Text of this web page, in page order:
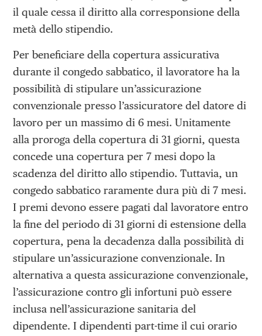
il quale cessa il diritto alla corresponsione della
metà dello stipendio.
Per beneficiare della copertura assicurativa
durante il congedo sabbatico, il lavoratore ha la
possibilità di stipulare un’assicurazione
convenzionale presso l’assicuratore del datore di
lavoro per un massimo di 6 mesi. Unitamente
alla proroga della copertura di 31 giorni, questa
concede una copertura per 7 mesi dopo la
scadenza del diritto allo stipendio. Tuttavia, un
congedo sabbatico raramente dura più di 7 mesi.
I premi devono essere pagati dal lavoratore entro
la fine del periodo di 31 giorni di estensione della
copertura, pena la decadenza dalla possibilità di
stipulare un’assicurazione convenzionale. In
alternativa a questa assicurazione convenzionale,
l’assicurazione contro gli infortuni può essere
inclusa nell’assicurazione sanitaria del
dipendente. I dipendenti part-time il cui orario